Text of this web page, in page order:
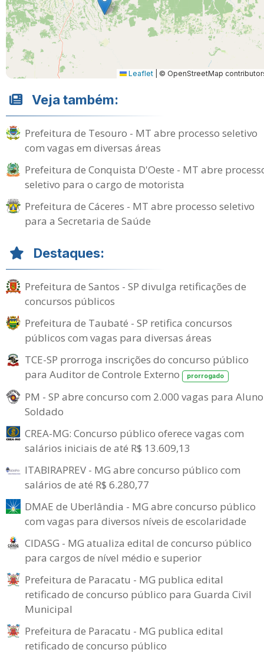
Leaflet © OpenStreetMap
Veja também:
Prefeitura de Tesouro - MT abre processo seletivo
com vagas em diversas áreas
Prefeitura de Conquista D'Oeste - MT abre
seletivo para o cargo de motorista
Prefeitura de Cáceres - MT abre processo seletivo
para a Secretaria de Saúde
Destaques:
Prefeitura de Santos - SP divulga retificações de
concursos públicos
Prefeitura de Taubaté - SP retifica concursos
públicos com vagas para diversas áreas
TCE-SP prorroga inscrições do concurso público
para Auditor de Controle Externo
prorrogado
PM - SP abre concurso com 2.000 vagas para
Soldado
CREA-MG: Concurso público oferece vagas com
salários iniciais de até R$ 13.609,13
ITABIRAPREV - MG abre concurso público com
salários de até R$ 6.280,77
DMAE de Uberlândia - MG abre concurso público
com vagas para diversos níveis de escolaridade
CIDASG - MG atualiza edital de concurso público
para cargos de nível médio e superior
Prefeitura de Paracatu - MG publica edital
retificado de concurso público para Guarda Civil
Municipal
Prefeitura de Paracatu - MG publica edital
retificado de concurso público